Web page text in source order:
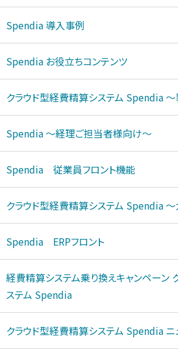
Spendia 導入事例
Spendia お役立ちコンテンツ
クラウド型経費精算システム Spendia
Spendia ～経理ご担当者様向け～
Spendia 従業員フロント機能
クラウド型経費精算システム Spendia
Spendia ERPフロント
経費精算システム乗り換えキャンペーン
ステム Spendia
クラウド型経費精算システム Spendia ニ